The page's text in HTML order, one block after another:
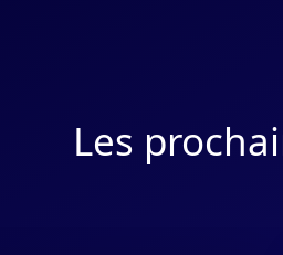
Les